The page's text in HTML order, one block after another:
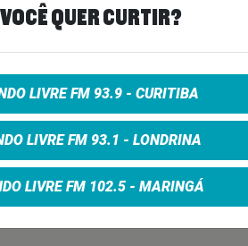
de 2024
QUER CURTIR?
LIVRE FM 93.9 - CURITIBA
LIVRE FM 93.1 - LONDRINA
LIVRE FM 102.5 - MARINGÁ